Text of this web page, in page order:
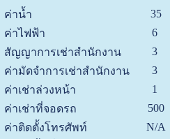
ค่าน้ำ 35
ค่าไฟฟ้า
6
สัญญาการเช่าสำนักงาน
3
ค่ามัดจำการเช่าสำนักงาน
3
ค่าเช่าล่วงหน้า
1
ค่าเช่าที่จอดรถ
500
ค่าติดตั้งโทรศัพท์
N/A